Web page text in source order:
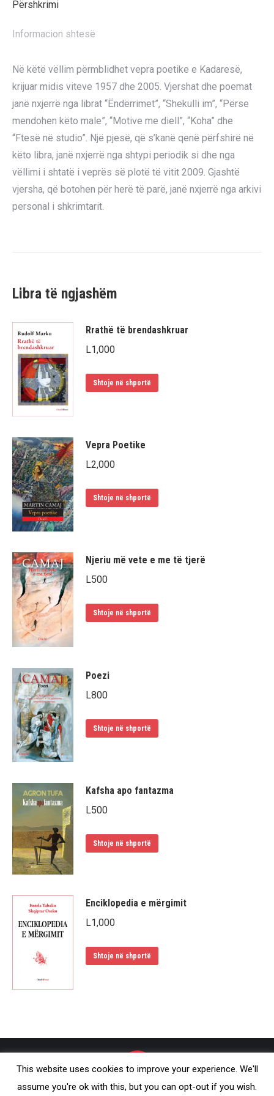
Përshkrimi
Informacion shtesë
Në këtë vëllim përmblidhet vepra poetike e Kadaresë,
krijuar midis viteve 1957 dhe 2005. Vjershat dhe poemat
janë nxjerrë nga librat “Ëndërrimet”, “Shekulli im”, “Përse
mendohen këto male”, “Motive me diell”, “Koha” dhe
“Ftesë në studio”. Një pjesë, që s’kanë qenë përfshirë në
këto libra, janë nxjerrë nga shtypi periodik si dhe nga
vëllimi i shtatë i veprës së plotë të vitit 2009. Gjashtë
vjersha, që botohen për herë të parë, janë nxjerrë nga arkivi
personal i shkrimtarit.
Libra të ngjashëm
Rrathë të brendashkruar
L1,000
Shtoje në shportë
Vepra Poetike
L2,000
Shtoje në shportë
Njeriu më vete e me të tjerë
L500
Shtoje në shportë
Poezi
L800
Shtoje në shportë
Kafsha apo fantazma
L500
Shtoje në shportë
Enciklopedia e mërgimit
L1,000
Shtoje në shportë
This website uses cookies to improve your experience. We'll
assume you're ok with this, but you can opt-out if you wish.